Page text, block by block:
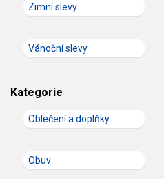
Zimní slevy
Vánoční slevy
Kategorie
Oblečení a doplňky
Obuv